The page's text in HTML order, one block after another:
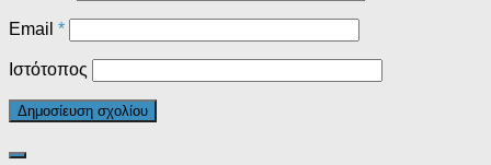
Email *
Ιστότοπος